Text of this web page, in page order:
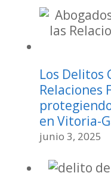
Los Delitos
Relaciones
en Vitoria-
junio 3, 2025